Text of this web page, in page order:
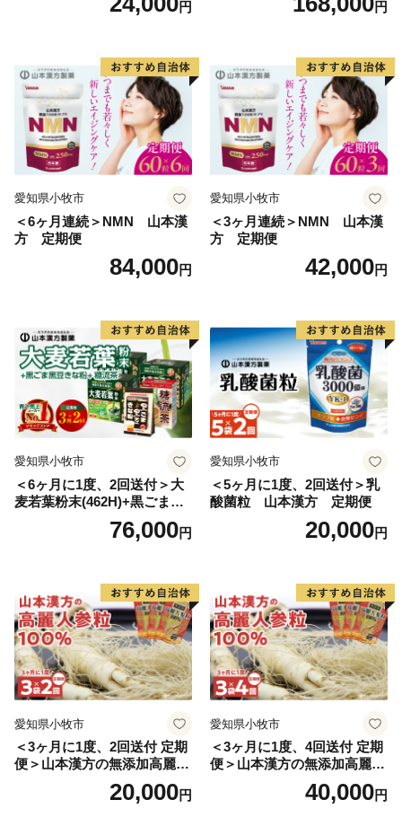
円 円
愛知県小牧市
＜6ヶ月連続＞NMN 山本漢
方 定期便
84,000円
愛知県小牧市
＜3ヶ月連続＞NMN 山本漢
方 定期便
42,000円
愛知県小牧市
＜6ヶ月に1度、2回送付＞大
麦若葉粉末(462H)+黒ごま黒
豆きな粉+ 糖流茶 山本漢
76,000円
愛知県小牧市
＜5ヶ月に1度、2回送付＞乳
酸菌粒 山本漢方 定期便
20,000円
愛知県小牧市
＜3ヶ月に1度、2回送付 定期
便＞山本漢方の無添加高麗人
20,000円
愛知県小牧市
＜3ヶ月に1度、4回送付 定期
便＞山本漢方の無添加高麗人
40,000円